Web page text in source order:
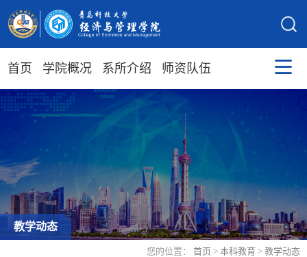
首页 学院概况 系所介绍 师资队伍
教学动态
您的位置： 首页 > 本科教育 > 教学动态